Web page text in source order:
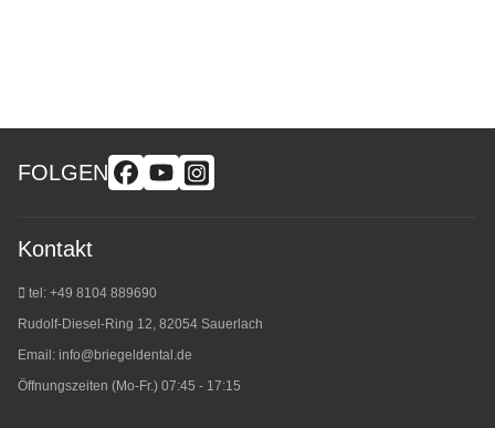
FOLGEN
Kontakt
tel: +49 8104 889690
Rudolf-Diesel-Ring 12, 82054 Sauerlach
Email: info@briegeldental.de
Öffnungszeiten (Mo-Fr.) 07:45 - 17:15